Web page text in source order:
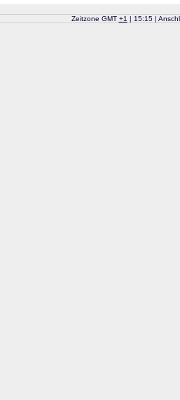
Zeitzone GMT +1 | 15:15 |